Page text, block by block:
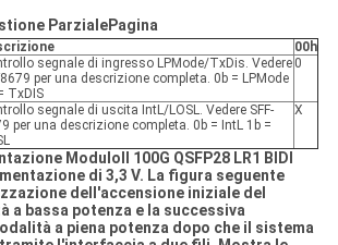
ParzialePagina
00h
segnale di ingresso LPMode/TxDis. Vedere
per una descrizione completa. 0b = LPMode
TxDIS
0
segnale di uscita IntL/LOSL. Vedere SFF-
per una descrizione completa. 0b = IntL 1b =
X
Modulo Il 100G QSFP28 LR1 BIDI
di 3,3 V. La figura seguente
dell'accensione iniziale del
a bassa potenza e la successiva
a piena potenza dopo che il sistema